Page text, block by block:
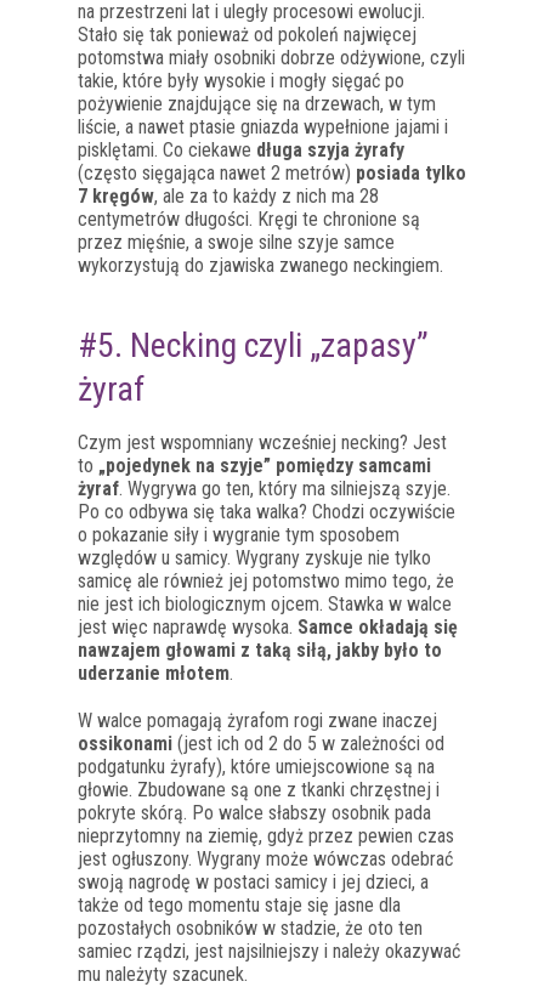
na przestrzeni lat i uległy procesowi ewolucji.
Stało się tak ponieważ od pokoleń najwięcej
potomstwa miały osobniki dobrze odżywione, czyli
takie, które były wysokie i mogły sięgać po
pożywienie znajdujące się na drzewach, w tym
liście, a nawet ptasie gniazda wypełnione jajami i
pisklętami. Co ciekawe długa szyja żyrafy
(często sięgająca nawet 2 metrów) posiada tylko
7 kręgów, ale za to każdy z nich ma 28
centymetrów długości. Kręgi te chronione są
przez mięśnie, a swoje silne szyje samce
wykorzystują do zjawiska zwanego neckingiem.
#5. Necking czyli „zapasy”
żyraf
Czym jest wspomniany wcześniej necking? Jest
to „pojedynek na szyje” pomiędzy samcami
żyraf. Wygrywa go ten, który ma silniejszą szyje.
Po co odbywa się taka walka? Chodzi oczywiście
o pokazanie siły i wygranie tym sposobem
względów u samicy. Wygrany zyskuje nie tylko
samicę ale również jej potomstwo mimo tego, że
nie jest ich biologicznym ojcem. Stawka w walce
jest więc naprawdę wysoka. Samce okładają się
nawzajem głowami z taką siłą, jakby było to
uderzanie młotem.
W walce pomagają żyrafom rogi zwane inaczej
ossikonami (jest ich od 2 do 5 w zależności od
podgatunku żyrafy), które umiejscowione są na
głowie. Zbudowane są one z tkanki chrzęstnej i
pokryte skórą. Po walce słabszy osobnik pada
nieprzytomny na ziemię, gdyż przez pewien czas
jest ogłuszony. Wygrany może wówczas odebrać
swoją nagrodę w postaci samicy i jej dzieci, a
także od tego momentu staje się jasne dla
pozostałych osobników w stadzie, że oto ten
samiec rządzi, jest najsilniejszy i należy okazywać
mu należyty szacunek.